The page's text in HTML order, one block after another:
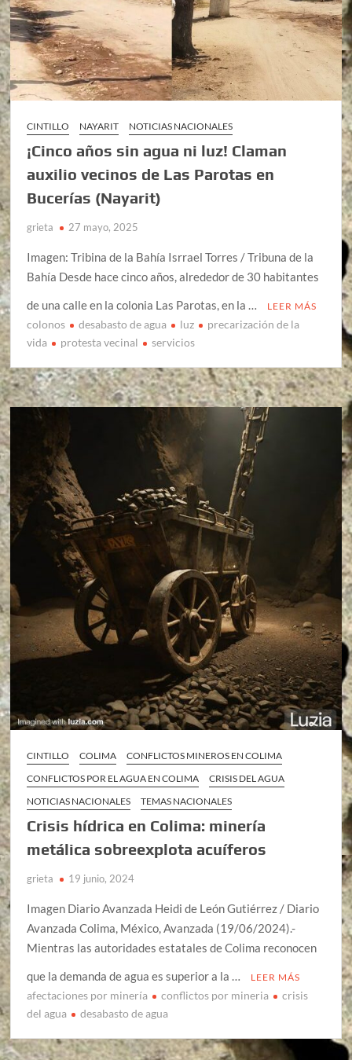
CINTILLO NAYARIT NOTICIAS NACIONALES
¡Cinco años sin agua ni luz! Claman
auxilio vecinos de Las Parotas en
Bucerías (Nayarit)
grieta 27 mayo, 2025
Imagen: Tribina de la Bahía Isrrael Torres / Tribuna de la
Bahía Desde hace cinco años, alrededor de 30 habitantes
de una calle en la colonia Las Parotas, en la …
LEER MÁS
colonos desabasto de agua luz
precarización de la
vida
protesta vecinal servicios
CINTILLO COLIMA
CONFLICTOS MINEROS EN COLIMA
CONFLICTOS POR EL AGUA EN COLIMA
CRISIS DEL AGUA
NOTICIAS NACIONALES
TEMAS NACIONALES
Crisis hídrica en Colima: minería
metálica sobreexplota acuíferos
grieta 19 junio, 2024
Imagen Diario Avanzada Heidi de León Gutiérrez / Diario
Avanzada Colima, México, Avanzada (19/06/2024).-
Mientras las autoridades estatales de Colima reconocen
que la demanda de agua es superior a la …
LEER MÁS
afectaciones por minería conflictos por mineria
crisis
del agua
desabasto de agua